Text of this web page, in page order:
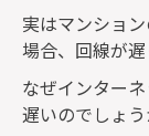
実はマンショ
場合、回線が遅
なぜインター
遅いのでしょう